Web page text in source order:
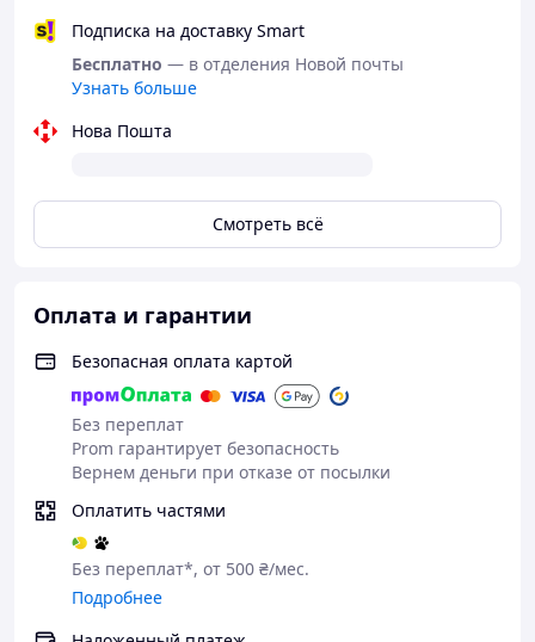
Подписка на доставку Smart
Бесплатно — в отделения Новой почты
Узнать больше
Нова Пошта
Смотреть всё
Оплата и гарантии
Безопасная оплата картой
Без переплат
Prom гарантирует безопасность
Вернем деньги при отказе от посылки
Оплатить частями
Без переплат*, от 500 ₴/мес.
Подробнее